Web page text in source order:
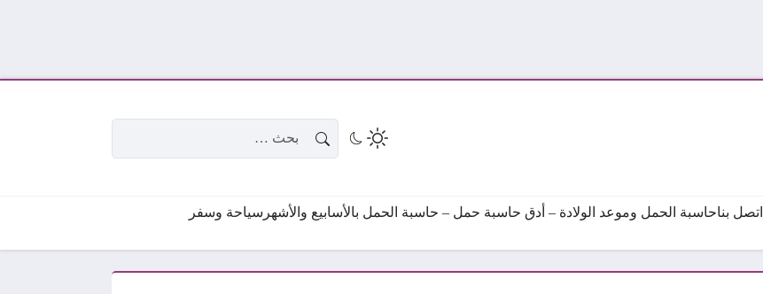
اتصل بناحاسبة الحمل وموعد الولادة – أدق حاسبة حمل – حاسبة الحمل بالأسابيع والأشهر سياحة وسفر